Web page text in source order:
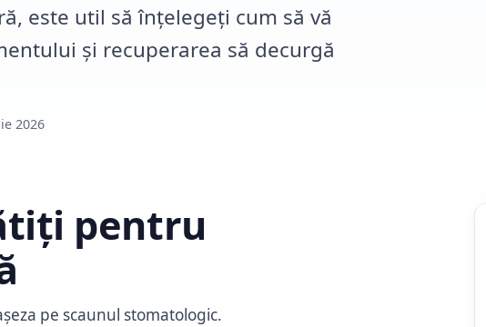
este util să înțelegeți cum să vă
și recuperarea să decurgă
2026
pentru
pe scaunul stomatologic.